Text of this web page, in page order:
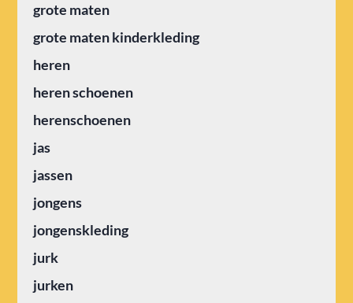
grote maten
grote maten kinderkleding
heren
heren schoenen
herenschoenen
jas
jassen
jongens
jongenskleding
jurk
jurken